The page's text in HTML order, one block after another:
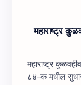
महाराष्‍ट्र
महाराष्‍ट्र कुळवहीवाट आणि शेतजमीन अधिनियम , १९४८, कलम ६३ व
८४-क मधील सुधारणा महाराष्‍ट्र कुळवहीवाट आणि शेतजमीन अधिनियम